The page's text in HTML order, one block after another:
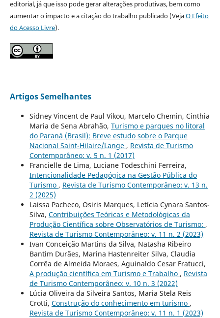
editorial, já que isso pode gerar alterações produtivas, bem como
aumentar o impacto e a citação do trabalho publicado (VejaO Efeito
do Acesso Livre).
Artigos Semelhantes
Sidney Vincent de Paul Vikou, Marcelo Chemin, Cinthia
Maria de Sena Abrahão, Turismo e parques no litoral
do Paraná (Brasil): Breve estudo sobre o Parque
Nacional Saint-Hilaire/Lange , Revista de Turismo
Contemporâneo: v. 5 n. 1 (2017)
Francielle de Lima, Luciane Todeschini Ferreira,
Intencionalidade Pedagógica na Gestão Pública do
Turismo , Revista de Turismo Contemporâneo: v. 13 n.
2 (2025)
Laissa Pacheco, Osiris Marques, Letícia Cynara Santos-
Silva, Contribuições Teóricas e Metodológicas da
Produção Científica sobre Observatórios de Turismo: ,
Revista de Turismo Contemporâneo: v. 11 n. 2 (2023)
Ivan Conceição Martins da Silva, Natasha Ribeiro
Bantim Durães, Marina Hastenreiter Silva, Claudia
Corrêa de Almeida Moraes, Aguinaldo Cesar Fratucci,
A produção científica em Turismo e Trabalho , Revista
de Turismo Contemporâneo: v. 10 n. 3 (2022)
Lúcia Oliveira da Silveira Santos, Maria Stela Reis
Crotti, Construção do conhecimento em turismo ,
Revista de Turismo Contemporâneo: v. 11 n. 1 (2023)